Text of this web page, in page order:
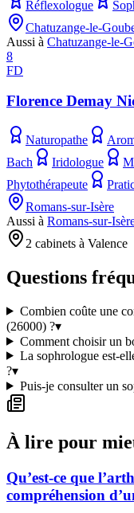
Réflexologue
Chatuzange-le-
Aussi à Chatuzange-le-
8
FD
Florence Demay
Naturopathe
Bach
Iridologue
Phytothérapeute
Romans-sur-Isère
Aussi à Romans-sur-
2 cabinets à Valence
Questions
Combien coûte une
(26000) ?▾
Comment choisir un
La sophrologue est-
?▾
Puis-je consulter un
À lire pour
Qu’est-ce que
compréhension